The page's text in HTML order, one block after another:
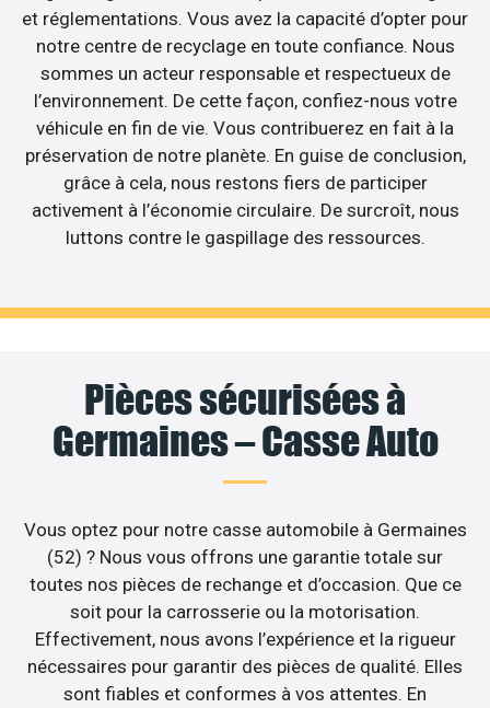
et réglementations. Vous avez la capacité d’opter pour
notre centre de recyclage en toute confiance. Nous
sommes un acteur responsable et respectueux de
l’environnement. De cette façon, confiez-nous votre
véhicule en fin de vie. Vous contribuerez en fait à la
préservation de notre planète. En guise de conclusion,
grâce à cela, nous restons fiers de participer
activement à l’économie circulaire. De surcroît, nous
luttons contre le gaspillage des ressources.
Pièces sécurisées à
Germaines – Casse Auto
Vous optez pour notre casse automobile à Germaines
(52) ? Nous vous offrons une garantie totale sur
toutes nos pièces de rechange et d’occasion. Que ce
soit pour la carrosserie ou la motorisation.
Effectivement, nous avons l’expérience et la rigueur
nécessaires pour garantir des pièces de qualité. Elles
sont fiables et conformes à vos attentes. En